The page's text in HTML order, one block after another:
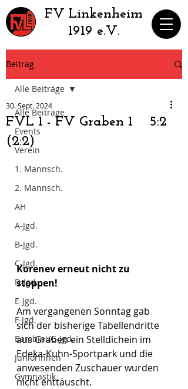
​FV Linkenheim
1919 e.V.
Beitrag
Alle Beiträge
Events
Verein
1. Mannsch.
2. Mannsch.
AH
A-Jgd.
B-Jgd.
C-Jgd.
D-Jgd.
E-Jgd.
F-Jgd.
Bambini/G-Jgd.
Juniorinnen
Gymnastik
Alle Beiträge
FVL 1 - FV Graben 1 5:2
(2:2)
30. Sept. 2024
Korenev erneut nicht zu
stoppen!
Am vergangenen Sonntag gab
sich der bisherige Tabellendritte
aus Graben ein Stelldichein im
Edeka-Kuhn-Sportpark und die
anwesenden Zuschauer wurden
nicht enttäuscht.